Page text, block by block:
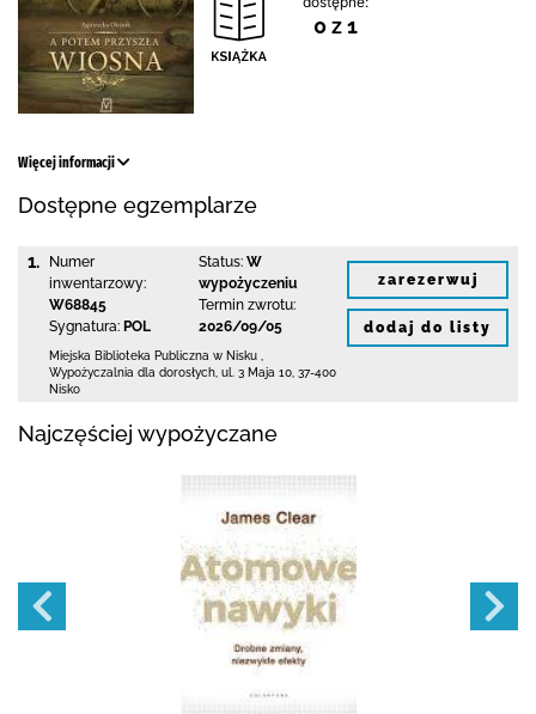
0 z 1
Więcej informacji
Dostępne egzemplarze
1.
Numer
inwentarzowy:
W68845
Sygnatura: POL
Status: W
wypożyczeniu
Termin zwrotu:
2026/09/05
Miejska Biblioteka Publiczna w Nisku
Wypożyczalnia dla dorosłych, ul. 3 Maja 10 37-400
Nisko
zarezerwuj
dodaj do listy
Najczęściej wypożyczane